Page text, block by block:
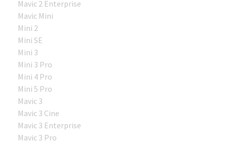
Mavic 2 Enterprise
Mavic Mini
Mini 2
Mini SE
Mini 3
Mini 3 Pro
Mini 4 Pro
Mini 5 Pro
Mavic 3
Mavic 3 Cine
Mavic 3 Enterprise
Mavic 3 Pro